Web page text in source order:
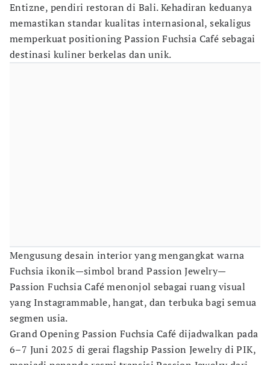
Entizne, pendiri restoran di Bali. Kehadiran keduanya
memastikan standar kualitas internasional, sekaligus
memperkuat positioning Passion Fuchsia Café sebagai
destinasi kuliner berkelas dan unik.
Mengusung desain interior yang mengangkat warna
Fuchsia ikonik—simbol brand Passion Jewelry—
Passion Fuchsia Café menonjol sebagai ruang visual
yang Instagrammable, hangat, dan terbuka bagi semua
segmen usia.
Grand Opening Passion Fuchsia Café dijadwalkan pada
6–7 Juni 2025 di gerai flagship Passion Jewelry di PIK,